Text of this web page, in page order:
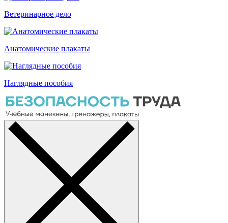
Ветеринарное дело
Анатомические плакаты
Наглядные пособия